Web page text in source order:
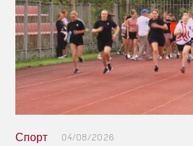
Спорт 04/08/2026